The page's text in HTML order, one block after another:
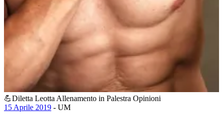
💪Diletta Leotta Allenamento in Palestra Opinioni
15 Aprile 2019 - UM